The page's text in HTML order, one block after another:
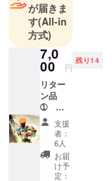
う宝石など
を世の中に
広めていき
たいと考え
ておりま
そんな美し
い宝石を皆
様のお手元
に届けした
いと活動を
が届きま
す(All-in
方式)
7,0
00 円
残り14
リター
ン品
➀
【先着
２０人
限定】
約４０
ct宝石
を詰め
支援
者：
6人
お届
け予
定：